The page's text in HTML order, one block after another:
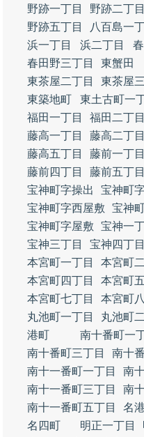
野跡一丁目
野跡二丁目
野跡五丁目
八百島一
浜一丁目
浜二丁目
春田野三丁目
東蟹田
東茶屋二丁目
東茶屋
東築地町
東土古町一
福田一丁目
福田二丁目
藤高一丁目
藤高二丁目
藤高五丁目
藤前一丁目
藤前四丁目
藤前五丁目
宝神町字操出
宝神町
宝神町字西屋敷
宝神
宝神町字屋敷
宝神一
宝神三丁目
宝神四丁目
本宮町一丁目
本宮町
本宮町四丁目
本宮町
本宮町七丁目
本宮町
丸池町一丁目
丸池町
港町
南十番町一
南十番町三丁目
南十
南十一番町一丁目
南
南十一番町三丁目
南
南十一番町五丁目
名
名四町
明正一丁目